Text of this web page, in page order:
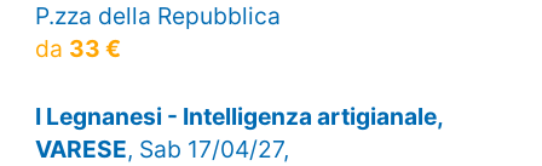
P.zza della Repubblica
da 33 €
I Legnanesi - Intelligenza artigianale,
VARESE, Sab 17/04/27,